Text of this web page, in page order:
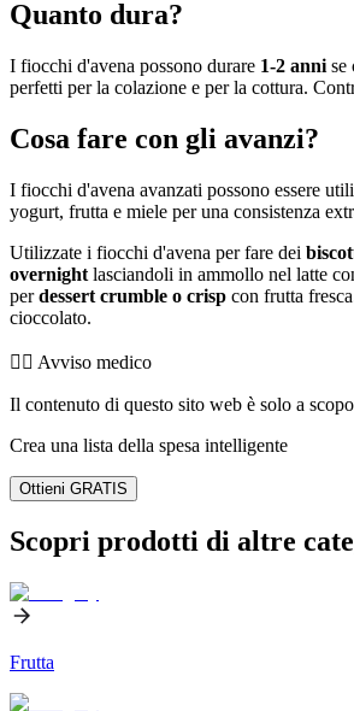
Quanto dura?
I fiocchi d'avena possono durare 1-2 anni se
perfetti per la colazione e per la cottura.
Cosa fare con gli avanzi?
I fiocchi d'avena avanzati possono essere
yogurt, frutta e miele per una consistenza
Utilizzate i fiocchi d'avena per fare dei
overnight lasciandoli in ammollo nel latte
perdessert crumble o crisp con frutta
cioccolato.
👨‍⚕️️ Avviso medico
Il contenuto di questo sito web è solo a
Crea una lista della spesa intelligente
Ottieni GRATIS
Scopri prodotti di altre
Frutta